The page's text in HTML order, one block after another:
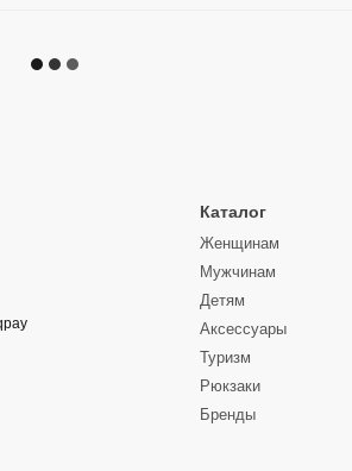
Каталог
Женщинам
Мужчинам
Детям
Аксессуары
Туризм
Рюкзаки
Бренды